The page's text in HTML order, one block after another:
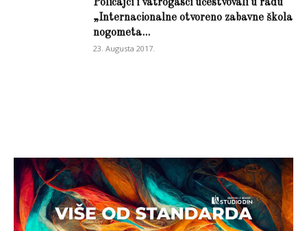
Policajci i vatrogasci učestvovali u radu
„Internacionalne otvoreno zabavne škola
nogometa...
23. Augusta 2017.